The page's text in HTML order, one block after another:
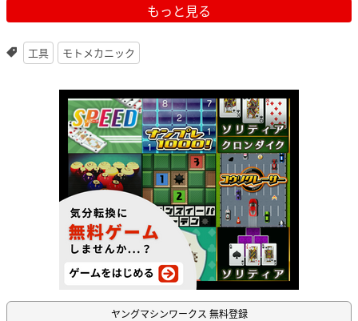
もっと見る
工具 モトメカニック
ヤングマシンワークス 無料登録